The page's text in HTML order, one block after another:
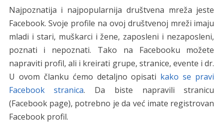
Najpoznatija i najpopularnija društvena mreža jeste
Facebook. Svoje profile na ovoj društvenoj mreži imaju
mladi i stari, muškarci i žene, zaposleni i nezaposleni,
poznati i nepoznati. Tako na Facebooku možete
napraviti profil, ali i kreirati grupe, stranice, evente i dr.
U ovom članku ćemo detaljno opisati kako se pravi
Facebook stranica. Da biste napravili stranicu
(Facebook page), potrebno je da već imate registrovan
Facebook profil.